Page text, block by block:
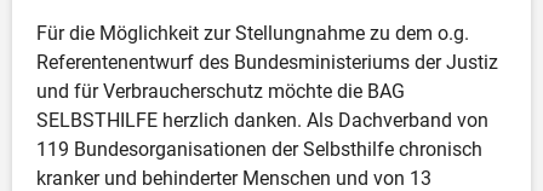
Für die Möglichkeit zur Stellungnahme zu dem o.g.
Referentenentwurf des Bundesministeriums der Justiz
und für Verbraucherschutz möchte die BAG
SELBSTHILFE herzlich danken. Als Dachverband von
119 Bundesorganisationen der Selbsthilfe chronisch
kranker und behinderter Menschen und von 13